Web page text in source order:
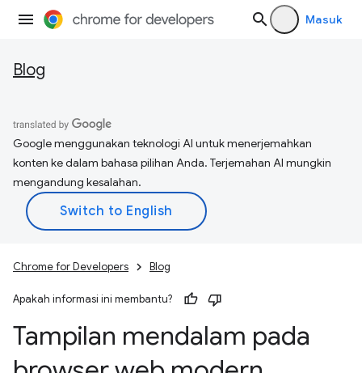
Masuk
Blog
Google menggunakan teknologi AI untuk menerjemahkan
konten ke dalam bahasa pilihan Anda. Terjemahan AI mungkin
mengandung kesalahan.
Chrome for Developers Blog
Apakah informasi ini membantu?
Tampilan mendalam pada